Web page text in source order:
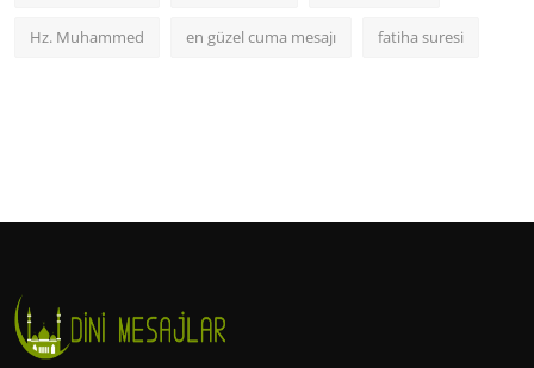
Hz. Muhammed en güzel cuma mesajı fatiha suresi